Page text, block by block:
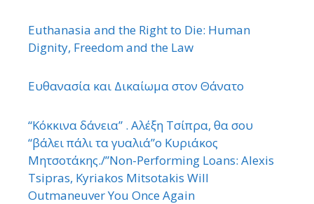
Euthanasia and the Right to Die: Human
Dignity, Freedom and the Law
Ευθανασία και Δικαίωμα στον Θάνατο
“Κόκκινα δάνεια” . Αλέξη Τσίπρα, θα σου
“βάλει πάλι τα γυαλιά”ο Κυριάκος
Μητσοτάκης./”Non-Performing Loans: Alexis
Tsipras, Kyriakos Mitsotakis Will
Outmaneuver You Once Again